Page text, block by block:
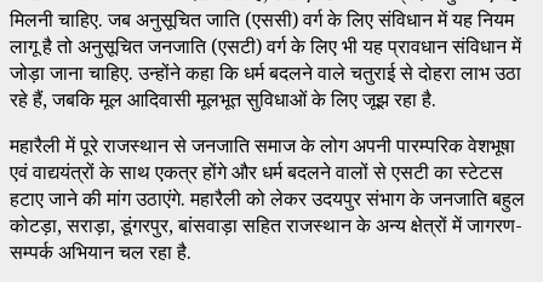
मिलनी चाहिए. जब अनुसूचित जाति (एससी) वर्ग के लिए संविधान में यह नियम
लागू है तो अनुसूचित जनजाति (एसटी) वर्ग के लिए भी यह प्रावधान संविधान में
जोड़ा जाना चाहिए. उन्होंने कहा कि धर्म बदलने वाले चतुराई से दोहरा लाभ उठा
रहे हैं, जबकि मूल आदिवासी मूलभूत सुविधाओं के लिए जूझ रहा है.
महारैली में पूरे राजस्थान से जनजाति समाज के लोग अपनी पारम्परिक वेशभूषा
एवं वाद्ययंत्रों के साथ एकत्र होंगे और धर्म बदलने वालों से एसटी का स्टेटस
हटाए जाने की मांग उठाएंगे. महारैली को लेकर उदयपुर संभाग के जनजाति बहुल
कोटड़ा, सराड़ा, डूंगरपुर, बांसवाड़ा सहित राजस्थान के अन्य क्षेत्रों में जागरण-
सम्पर्क अभियान चल रहा है.